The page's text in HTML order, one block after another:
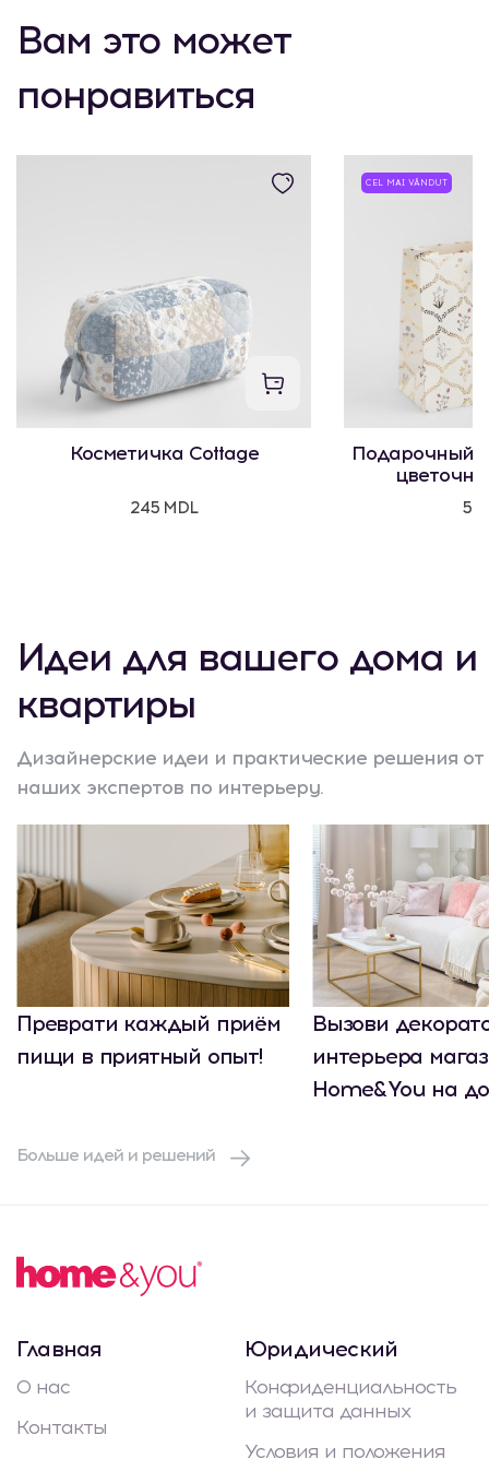
Вам это может
понравиться
Косметичка Cottage
245 MDL
CEL MAI VÂNDUT
Подарочный
50
Идеи для вашего дома и
квартиры
Дизайнерские идеи и практические решения от
наших экспертов по интерьеру.
Преврати каждый приём
пищи в приятный опыт!
Вызови
интерьера
Home&You на
Больше идей и решений
Главная
О нас
Контакты
Юридический
Конфиденциальность
и защита данных
Условия и положения